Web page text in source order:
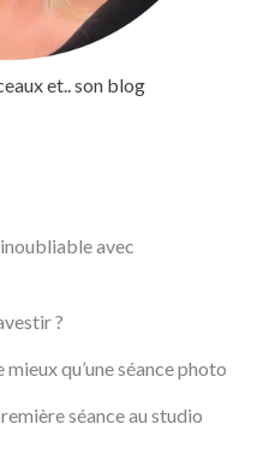
et.. son blog
avec
?
qu’une séance photo
séance au studio